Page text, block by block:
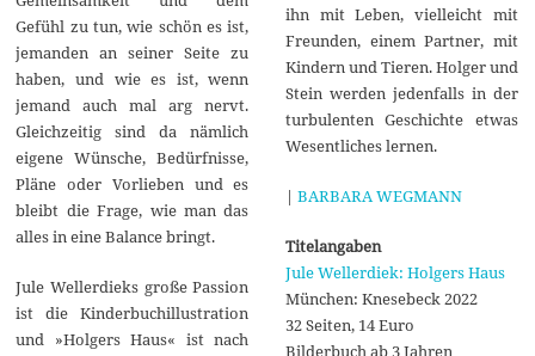
Gefühl zu tun, wie schön es ist,
jemanden an seiner Seite zu
haben, und wie es ist, wenn
jemand auch mal arg nervt.
Gleichzeitig sind da nämlich
eigene Wünsche, Bedürfnisse,
Pläne oder Vorlieben und es
bleibt die Frage, wie man das
alles in eine Balance bringt.
Jule Wellerdieks große Passion
ist die Kinderbuchillustration
und »Holgers Haus« ist nach
ihn mit Leben, vielleicht mit
Freunden, einem Partner, mit
Kindern und Tieren. Holger und
Stein werden jedenfalls in der
turbulenten Geschichte etwas
Wesentliches lernen.
| BARBARA WEGMANN
Titelangaben
Jule Wellerdiek: Holgers Haus
München: Knesebeck 2022
32 Seiten, 14 Euro
Bilderbuch ab 3 Jahren